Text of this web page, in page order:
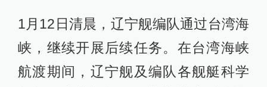
1月12日清晨，辽宁舰编队通过台湾海
峡，继续开展后续任务。在台湾海峡
航渡期间，辽宁舰及编队各舰艇科学